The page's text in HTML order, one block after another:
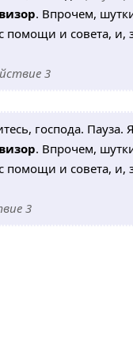
. Впрочем,
помощи и совета,
3
господа. Пауза.
. Впрочем,
помощи и совета,
3